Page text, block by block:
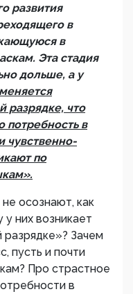
развития
в
в
Эта стадия
дольше, а у
разрядке, что
потребность в
чувственно-
по
осознают, как
них возникает
разрядке»? Зачем
пусть и почти
Про страстное
в